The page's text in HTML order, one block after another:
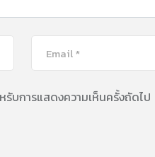
รับการแสดงความเห็นครั้งถัดไป